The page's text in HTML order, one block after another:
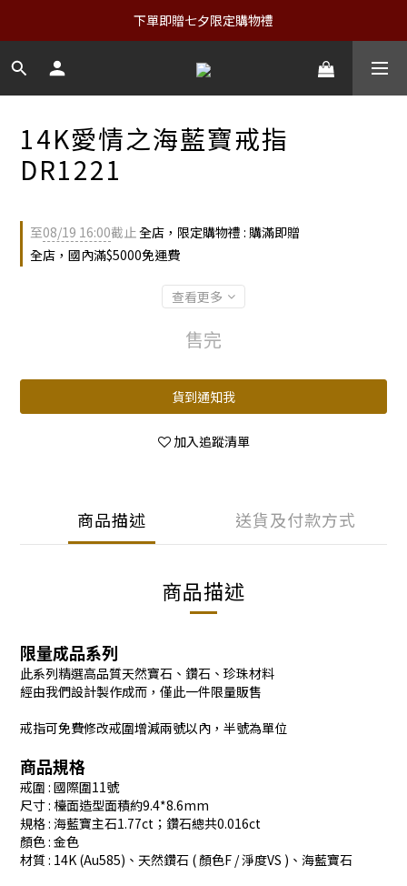
下單即贈七夕限定購物禮
14K愛情之海藍寶戒指
DR1221
至08/19 16:00截止全店，限定購物禮 : 購滿即贈
全店，國內滿$5000免運費
查看更多
售完
貨到通知我
加入追蹤清單
商品描述 送貨及付款方式
商品描述
限量成品系列
此系列精選高品質天然寶石、鑽石、珍珠材料
經由我們設計製作成而，僅此一件限量販售
戒指可免費修改戒圍增減兩號以內，半號為單位
商品規格
戒圍 : 國際圍11號
尺寸 : 檯面造型面積約9.4*8.6mm
規格 : 海藍寶主石1.77ct；鑽石總共0.016ct
顏色 : 金色
材質 : 14K (Au585)、天然鑽石 ( 顏色F / 淨度VS )、海藍寶石